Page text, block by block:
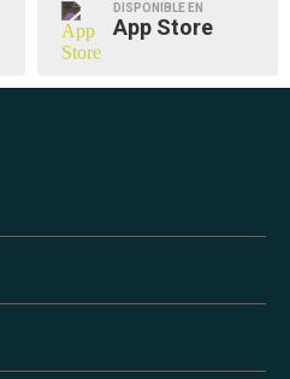
DISPONIBLE EN
App Store